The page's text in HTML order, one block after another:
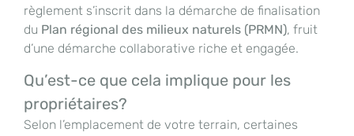
règlement s’inscrit dans la démarche de finalisation
du Plan régional des milieux naturels (PRMN), fruit
d’une démarche collaborative riche et engagée.
Qu’est-ce que cela implique pour les
propriétaires?
Selon l’emplacement de votre terrain, certaines